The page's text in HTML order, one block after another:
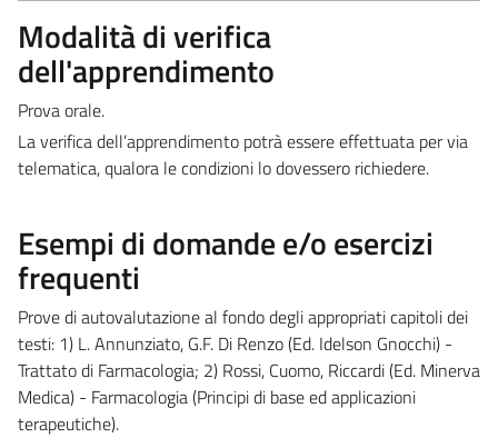
Modalità di verifica
dell'apprendimento
Prova orale.
La verifica dell’apprendimento potrà essere effettuata per via
telematica, qualora le condizioni lo dovessero richiedere.
Esempi di domande e/o esercizi
frequenti
Prove di autovalutazione al fondo degli appropriati capitoli dei
testi: 1) L. Annunziato, G.F. Di Renzo (Ed. Idelson Gnocchi) -
Trattato di Farmacologia; 2) Rossi, Cuomo, Riccardi (Ed. Minerva
Medica) - Farmacologia (Principi di base ed applicazioni
terapeutiche).